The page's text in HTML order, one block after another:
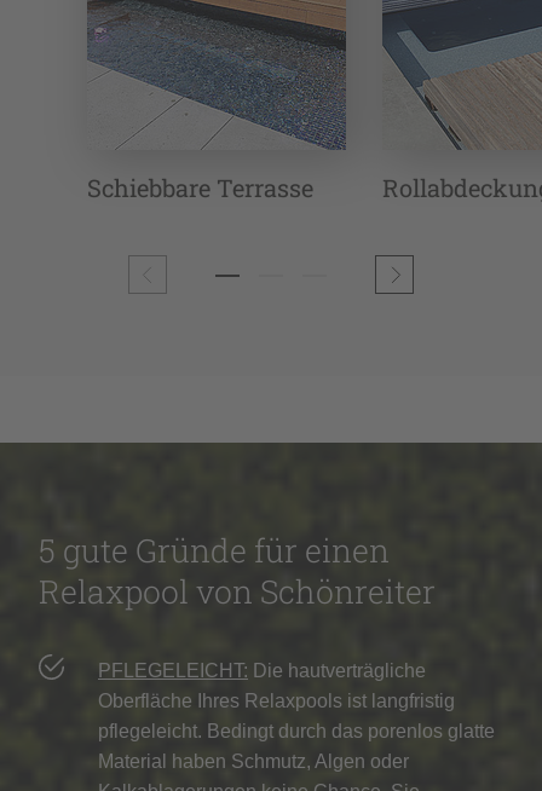
Schiebbare Terrasse
5 gute Gründe für einen
Relaxpool von Schönreiter
PFLEGELEICHT: Die hautverträgliche
Oberfläche Ihres Relaxpools ist langfristig
pflegeleicht. Bedingt durch das porenlos glatte
Material haben Schmutz, Algen oder